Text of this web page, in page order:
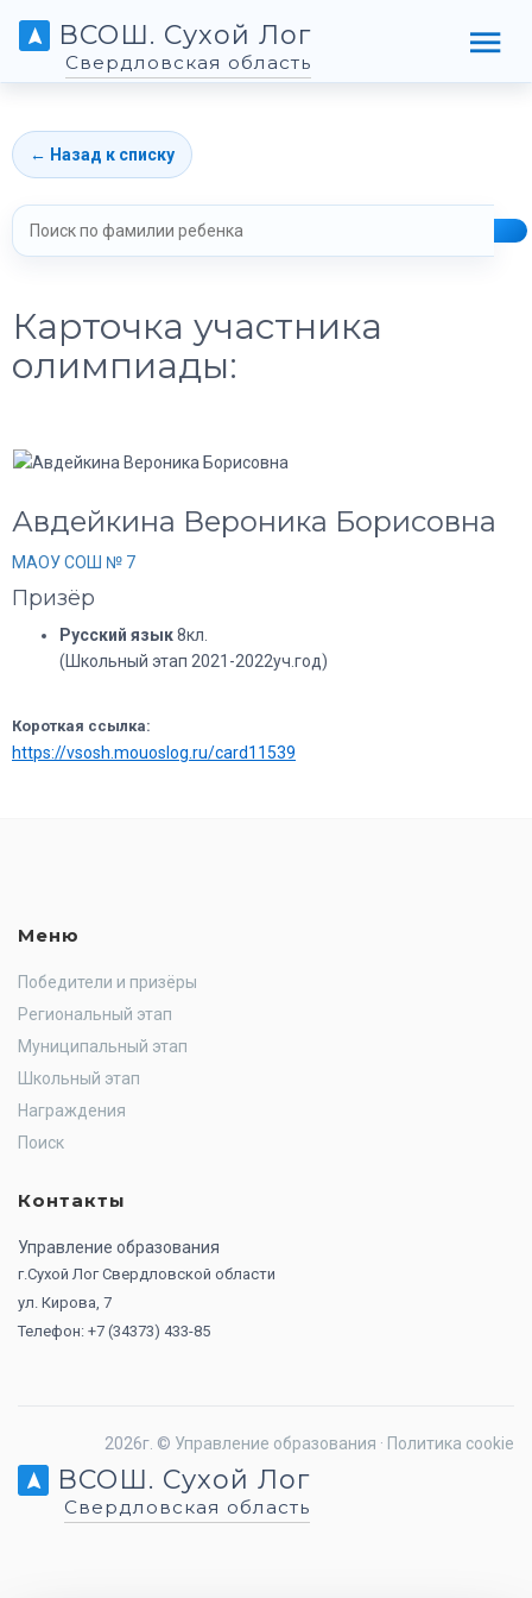
ВСОШ. Сухой Лог
Свердловская область
← Назад к списку
Карточка участника
олимпиады:
Авдейкина Вероника Борисовна
МАОУ СОШ № 7
Призёр
Русский язык8кл.
(Школьный этап 2021-2022уч.год)
Короткая ссылка:
https://vsosh.mouoslog.ru/card11539
Меню
Победители и призёры
Региональный этап
Муниципальный этап
Школьный этап
Награждения
Поиск
Контакты
Управление образования
г.Сухой Лог Свердловской области
ул. Кирова, 7
Телефон: +7 (34373) 433-85
2026г. © Управление образования · Политика cookie
ВСОШ. Сухой Лог
Свердловская область